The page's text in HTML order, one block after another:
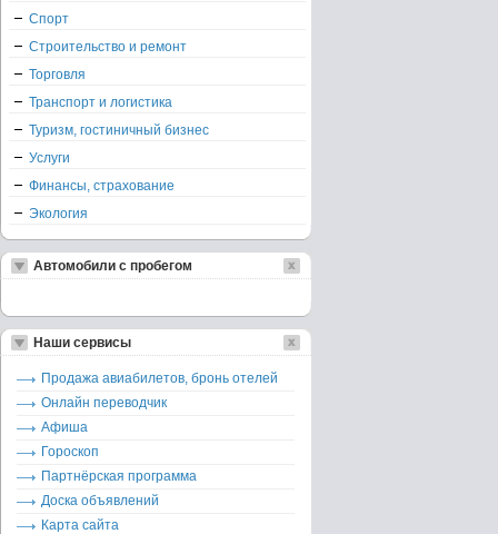
Спорт
Строительство и ремонт
Торговля
Транспорт и логистика
Туризм, гостиничный бизнес
Услуги
Финансы, страхование
Экология
Автомобили с пробегом
Наши сервисы
Продажа авиабилетов, бронь отелей
Онлайн переводчик
Афиша
Гороскоп
Партнёрская программа
Доска объявлений
Карта сайта